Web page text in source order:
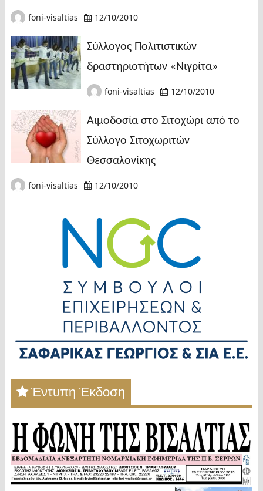
foni-visaltias 12/10/2010
Σύλλογος Πολιτιστικών
δραστηριοτήτων «Νιγρίτα»
foni-visaltias 12/10/2010
Αιμοδοσία στο Σιτοχώρι από το
Σύλλογο Σιτοχωριτών
Θεσσαλονίκης
foni-visaltias 12/10/2010
Έντυπη Έκδοση